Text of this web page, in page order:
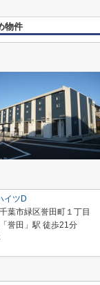
物件
イツD
葉市緑区誉田町１丁目
誉田」駅 徒歩21分